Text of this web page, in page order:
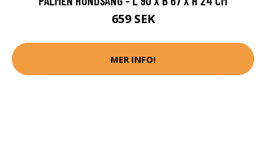
659 SEK
MER INFO!